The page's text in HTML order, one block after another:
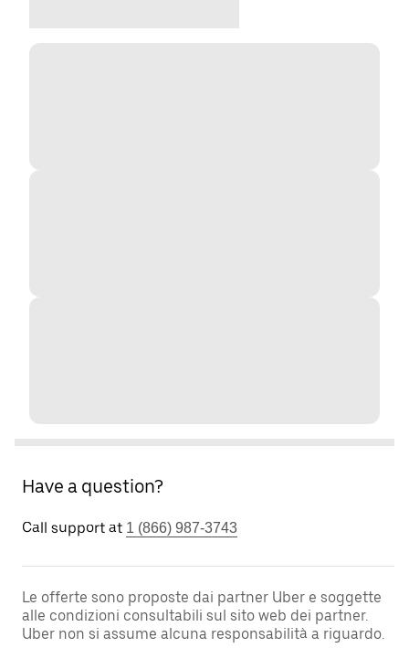
Have a question?
Call support at 1 (866) 987-3743
Le offerte sono proposte dai partner Uber e soggette
alle condizioni consultabili sul sito web dei partner.
Uber non si assume alcuna responsabilità a riguardo.